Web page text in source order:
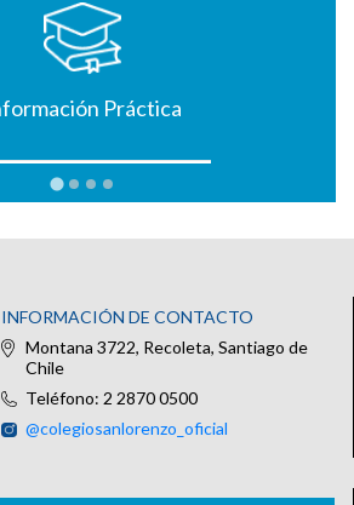
Práctica
INFORMACIÓN DE CONTACTO
Montana 3722, Recoleta, Santiago de
Chile
Teléfono: 2 2870 0500
@colegiosanlorenzo_oficial